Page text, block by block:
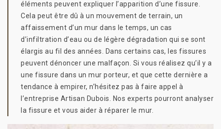
éléments peuvent expliquer l’apparition d’une fissure.
Cela peut être dû à un mouvement de terrain, un
affaissement d’un mur dans le temps, un cas
d’infiltration d’eau ou de légère dégradation qui se sont
élargis au fil des années. Dans certains cas, les fissures
peuvent dénoncer une malfaçon. Si vous réalisez qu’il y a
une fissure dans un mur porteur, et que cette dernière a
tendance à empirer, n’hésitez pas à faire appel à
l’entreprise Artisan Dubois. Nos experts pourront analyser
la fissure et vous aider à réparer le mur.